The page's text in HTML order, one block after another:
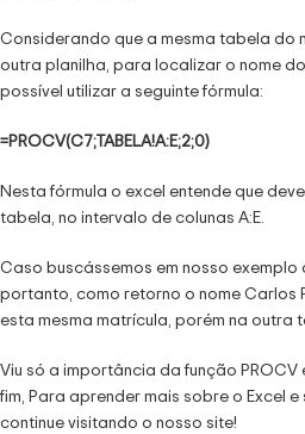
Considerando que a mesma tabela do
outra planilha, para localizar o nome
possível utilizar a seguinte fórmula:
=PROCV(C7;TABELA!A:E;2;0)
Nesta fórmula o excel entende que
tabela, no intervalo de colunas A:E.
Caso buscássemos em nosso exemplo
portanto, como retorno o nome Carlos
esta mesma matrícula, porém na outra
Viu só a importância da função
fim, Para aprender mais sobre o Excel e
continue visitando o nosso site!